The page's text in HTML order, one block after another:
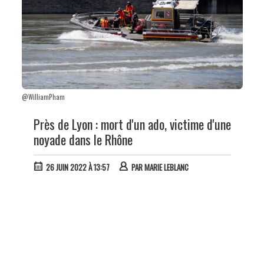
@WilliamPham
Près de Lyon : mort d'un ado, victime d'une
noyade dans le Rhône
26 JUIN 2022 À 13:57 PARMARIE LEBLANC